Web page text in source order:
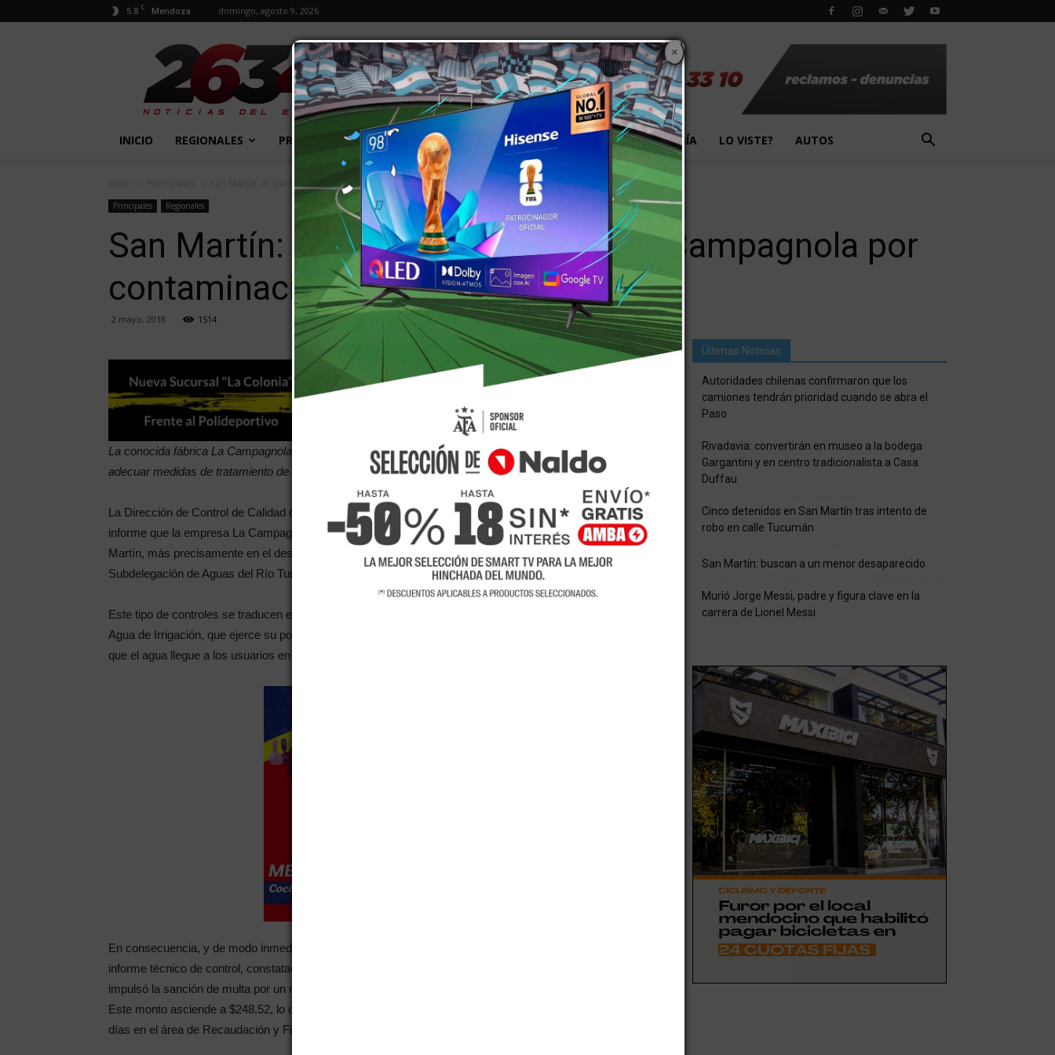
5.8 C Mendoza domingo, agosto 9, 2026
2634
Diario
INICIO REGIONALES PROVINCIALES EXTRA! MUNDO PAÍS EVENTOS TECNOLOGÍA LO VISTE? AUTOS
San Martín: Irrigación sancionó a La Campagnola por contaminación manifiesta
Principales Regionales
San Martín: Irrigación sancionó a La Campagnola por
contaminación manifiesta
2 mayo, 2018 1514
La conocida fábrica La Campagnola se encuentra ubicada en el departamento de San Martín y deberá
adecuar medidas de tratamiento de efluentes. Exhaustivo control de Policia del Agua en toda la provincia.
La Dirección de Control de Calidad de Agua del Departamento General de Irrigación, presentó en un
informe que la empresa La Campagnola SACI, infringió la ley de vuelco de efluentes en la zona de San
Martín, más precisamente en el desague La Cañada del Moyano. La zona es administrada por la
Subdelegación de Aguas del Río Tunuyán Inferior y en adyacencias del canal Norte.
Este tipo de controles se traducen en monitoreos permanentes de parte del área de Control de Calidad del
Agua de Irrigación, que ejerce su poder de policía del agua en todo el territorio mendocino. Esto permite
que el agua llegue a los usuarios en plena cantidad y además en calidad óptima.
En consecuencia, y de modo inmediato, la Dirección de Asuntos Legales de Irrigación, respaldada por el
informe técnico de control, constatado en los análisis de laboratorio de contaminación manifiesta que,
impulsó la sanción de multa por un monto sugerido por la autoridad de cuenca competente en la zona.
Este monto asciende a $248.52, lo que deberá ser abonado por la empresa en un plazo no mayor a diez
días en el área de Recaudación y Financiamiento del organismo.
×
Últimas Noticias
Autoridades chilenas confirmaron que los
camiones tendrán prioridad cuando se abra el
Paso
Rivadavia: convertirán en museo a la bodega
Gargantini y en centro tradicionalista a Casa
Duffau
Cinco detenidos en San Martín tras intento de
robo en calle Tucumán
San Martín: buscan a un menor desaparecido
Murió Jorge Messi, padre y figura clave en la
carrera de Lionel Messi